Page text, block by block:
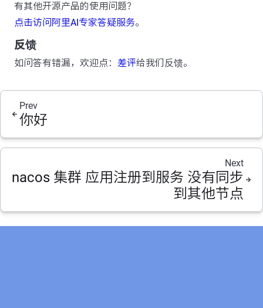
有其他开源产品的使用问题？
点击访问阿里AI专家答疑服务。
反馈
如问答有错漏，欢迎点： 差评给我们反馈。
Prev
你好
Next
nacos 集群 应用注册到服务 没有同步
到其他节点